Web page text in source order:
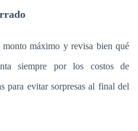
monto máximo y revisa bien qué
siempre por los costos de
para evitar sorpresas al final del